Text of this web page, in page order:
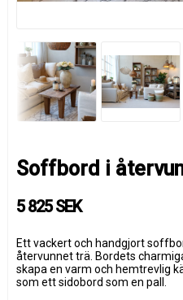
Soffbord i
5 825 SEK
Ett vackert och handgjort
återvunnet trä. Bordets
skapa en varm och hemtrevlig
som ett sidobord som en pall.